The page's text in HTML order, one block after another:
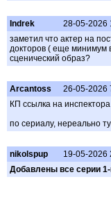
Indrek
28-05-2026
заметил что актер на
докторов ( еще минимум
сценический образ?
Arcantoss 26-05-2026
КП ссылка на
по сериалу, нереально
nikolspup
19-05-2026
Добавлены все серии